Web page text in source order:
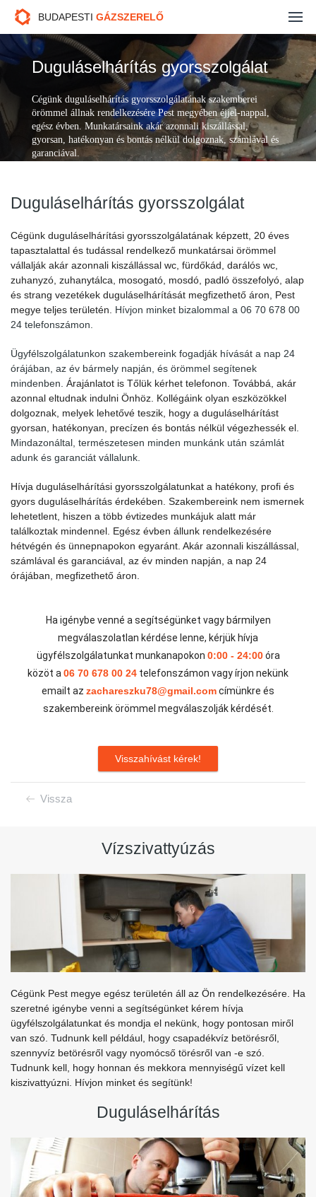
BUDAPESTI GÁZSZERELŐ
Gázszerelés
Fűtésszerelés
Kazán javítás
Ajánlatkérés
Duguláselhárítás gyorsszolgálat
Cégünk duguláselhárítás gyorsszolgálatának szakemberei
örömmel állnak rendelkezésére Pest megyében éjjel-nappal,
egész évben. Munkatársaink akár azonnali kiszállással,
gyorsan, hatékonyan és bontás nélkül dolgoznak, számlával és
garanciával.
Duguláselhárítás gyorsszolgálat
Cégünk duguláselhárítási gyorsszolgálatának képzett, 20 éves
tapasztalattal és tudással rendelkező munkatársai örömmel
vállalják akár azonnali kiszállással wc, fürdőkád, darálós wc,
zuhanyzó, zuhanytálca, mosogató, mosdó, padló összefolyó, alap
és strang vezetékek duguláselhárítását megfizethető áron, Pest
megye teljes területén. Hívjon minket bizalommal a 06 70 678 00
24 telefonszámon.
Ügyfélszolgálatunkon szakembereink fogadják hívását a nap 24
órájában, az év bármely napján, és örömmel segítenek
mindenben. Árajánlatot is Tőlük kérhet telefonon. Továbbá, akár
azonnal eltudnak indulni Önhöz. Kollégáink olyan eszközökkel
dolgoznak, melyek lehetővé teszik, hogy a duguláselhárítást
gyorsan, hatékonyan, precízen és bontás nélkül végezhessék el.
Mindazonáltal, természetesen minden munkánk után számlát
adunk és garanciát vállalunk.
Hívja duguláselhárítási gyorsszolgálatunkat a hatékony, profi és
gyors duguláselhárítás érdekében. Szakembereink nem ismernek
lehetetlent, hiszen a több évtizedes munkájuk alatt már
találkoztak mindennel. Egész évben állunk rendelkezésére
hétvégén és ünnepnapokon egyaránt. Akár azonnali kiszállással,
számlával és garanciával, az év minden napján, a nap 24
órájában, megfizethető áron.
Ha igénybe venné a segítségünket vagy bármilyen
megválaszolatlan kérdése lenne, kérjük hívja
ügyfélszolgálatunkat munkanapokon 0:00 - 24:00óra
közöt a 06 70 678 00 24 telefonszámon vagy írjon nekünk
emailt az zachareszku78@gmail.comcímünkre és
szakembereink örömmel megválaszolják kérdését.
Visszahívást kérek!
Vissza
Vízszivattyúzás
Cégünk Pest megye egész területén áll az Ön rendelkezésére. Ha
szeretné igénybe venni a segítségünket kérem hívja
ügyfélszolgálatunkat és mondja el nekünk, hogy pontosan miről
van szó. Tudnunk kell például, hogy csapadékvíz betörésről,
szennyvíz betörésről vagy nyomócső törésről van -e szó.
Tudnunk kell, hogy honnan és mekkora mennyiségű vízet kell
kiszivattyúzni. Hívjon minket és segítünk!
Duguláselhárítás